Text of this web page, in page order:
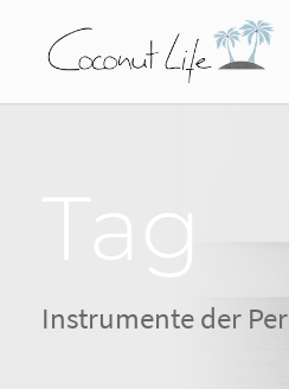
Instrumente der